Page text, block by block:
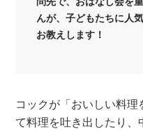
んが、子どもたちに人
お教えします！
コックが「おいしい料
て料理を吐き出したり